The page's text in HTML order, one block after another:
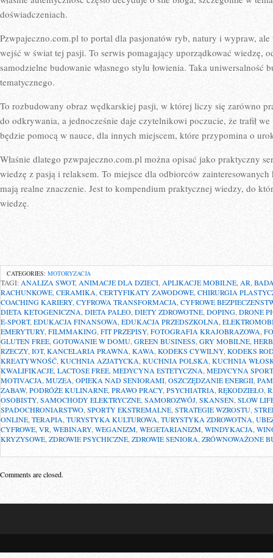
doświadczeniach.
Pzwpajeczno.com.pl to portal dla pasjonatów ryb, natury i wypraw,
wejść w świat tej pasji. To serwis pomagający uporządkować wiedzę,
samodzielne budowanie własnego stylu łowienia. Taka uniwersalność
tematycznego.
To rozbudowany obraz wędkarskiej pasji, w której liczy się zarówno
do odkrywania, a jednocześnie daje czytelnikowi poczucie, że trafił we
będzie pomocą w nauce, dla innych miejscem, które przypomina o
Właśnie dlatego pzwpajeczno.com.pl można opisać jako praktyczny
wiedzę z pasją i relaksem. To miejsce dla odbiorców
mają realne znaczenie. Jest to kompendium praktycznej wiedzy, do
wiedzę.
CATEGORIES: MOTORYZACJA
TAGI: ANALIZA SWOT, ANIMACJE DLA DZIECI, APLIKACJE MOBILNE, AR
RACHUNKOWE CERAMIKA CERTYFIKATY ZAWODOWE CHIRURGIA
COACHING KARIERY, CYFROWA TRANSFORMACJA CYFROWE
DIETA KETOGENICZNA DIETA PALEO DIETY ZDROWOTNE DOPING DRONE
E-SPORT, EDUKACJA FINANSOWA EDUKACJA PRZEDSZKOLNA
EMERYTURY, FILMMAKING FIT PRZEPISY, FOTOGRAFIA KRAJOBRAZOWA
GLUTEN FREE GOTOWANIE W DOMU GREEN BUSINESS GRY MOBILNE
RZECZY, IOT, KANCELARIA PRAWNA KAWA, KODEKS CYWILNY, KODEKS
KREATYWNOŚĆ KUCHNIA AZJATYCKA KUCHNIA POLSKA, KUCHNIA
KWALIFIKACJE LACTOSE FREE, MEDYCYNA ESTETYCZNA MEDYCYNA
MOTIVACJA MUZEA OPIEKA NAD SENIORAMI OSZCZĘDZANIE ENERGII,
ZABAW, PODRÓŻE KULINARNE PRAWO PRACY, PSYCHIATRIA RĘKODZIEŁO
OSOBISTY, SAMOCHODY ELEKTRYCZNE, SAMOROZWÓJ SKANSEN, SLOW
SPADOCHRONIARSTWO SPORTY EKSTREMALNE STRATEGIE WZROSTU
ONLINE TERAPIA, TURYSTYKA KULTUROWA TURYSTYKA ZDROWOTNA,
CYFROWE, VR WEBINARY, WEGANIZM WEGETARIANIZM WINDYKACJA
KRYZYSOWE ZDROWIE PSYCHICZNE, ZDROWIE SENIORA ZRÓWNOWAŻONE
Comments are closed.